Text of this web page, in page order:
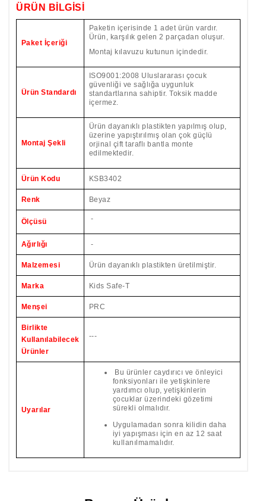
ÜRÜN BİLGİSİ
Paket İçeriği
Paketin içerisinde 1 adet ürün vardır.
Ürün, karşılık gelen 2 parçadan oluşur.
Montaj kılavuzu kutunun içindedir.
Ürün Standardı
ISO9001:2008 Uluslararası çocuk
güvenliği ve sağlığa uygunluk
standartlarına sahiptir. Toksik madde
içermez.
Montaj Şekli
Ürün dayanıklı plastikten yapılmış olup,
üzerine yapıştırılmış olan çok güçlü
orjinal çift taraflı bantla monte
edilmektedir.
Ürün Kodu KSB3402
Renk Beyaz
Ölçüsü -
Ağırlığı -
Malzemesi Ürün dayanıklı plastikten üretilmiştir.
Marka Kids Safe-T
Menşei PRC
Birlikte
Kullanılabilecek
Ürünler
---
Uyarılar
Bu ürünler caydırıcı ve önleyici
fonksiyonları ile yetişkinlere
yardımcı olup, yetişkinlerin
çocuklar üzerindeki gözetimi
sürekli olmalıdır.
Uygulamadan sonra kilidin daha
iyi yapışması için en az 12 saat
kullanılmamalıdır.